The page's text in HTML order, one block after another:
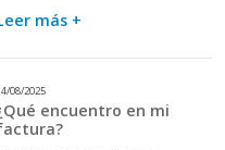
más +
08/2025
encuentro en mi